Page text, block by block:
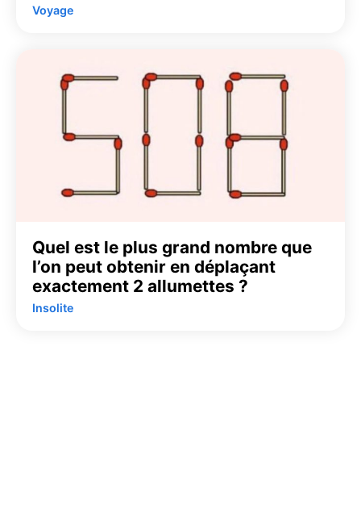
Voyage
Quel est le plus grand nombre que
l’on peut obtenir en déplaçant
exactement 2 allumettes ?
Insolite